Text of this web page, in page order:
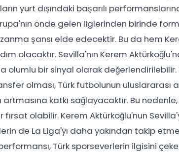
yurt dışındaki başarılı
önde gelen liglerinden birinde
şansı elde edecektir. Bu da hem
olacaktır. Sevilla'nın Kerem
olumlu bir sinyal olarak
olması, Türk futbolunun
artmasına katkı sağlayacaktır. Bu
fırsat olabilir. Kerem Aktürkoğlu'nun
de La Liga'yı daha yakından takip
Türk sporseverlerin ilgisini